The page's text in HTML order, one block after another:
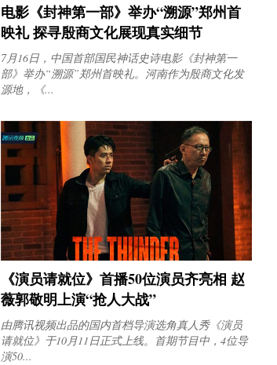
电影《封神第一部》举办“溯源”郑州首
映礼 探寻殷商文化展现真实细节
7月16日，中国首部国民神话史诗电影《封神第一
部》举办“溯源”郑州首映礼。河南作为殷商文化发
源地，《...
《演员请就位》首播50位演员齐亮相 赵
薇郭敬明上演“抢人大战”
由腾讯视频出品的国内首档导演选角真人秀《演员
请就位》于10月11日正式上线。首期节目中，4位导
演50...